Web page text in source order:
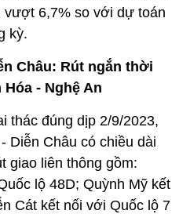
vượt 6,7% so với dự toán
kỳ.
Châu: Rút ngắn thời
- Nghệ An
thác đúng dịp 2/9/2023,
Diễn Châu có chiều dài
giao liên thông gồm:
lộ 48D; Quỳnh Mỹ kết
Cát kết nối với Quốc lộ 7